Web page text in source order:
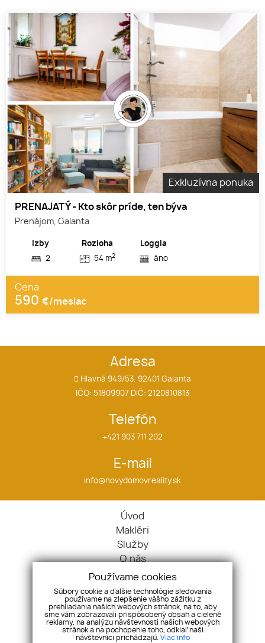
Exkluzívna ponuka
PRENAJATÝ - Kto skôr príde, ten býva
Prenájom, Galanta
Izby
2
Rozloha
54 m2
Loggia
áno
Cena
590 €/mesiac
Adresa
Hlavná 949/53, 92401 Galanta
IČO: 51809907 DIČ: 2120810813
Telefón
+421 903 711 202
E-mail
info@novydomovreality.sk
Úvod
Makléri
Služby
O nás
Ponuka / Dopyt
Kontakt
Nehnuteľnosti
Byty
Domy
Používame cookies
Súbory cookie a ďalšie technológie sledovania
používame na zlepšenie vášho zážitku z
prehliadania našich webových stránok, na to, aby
sme vám zobrazovali prispôsobený obsah a cielené
reklamy, na analýzu návštevnosti našich webových
stránok a na pochopenie toho, odkiaľ naši
návštevníci prichádzajú. Viac info